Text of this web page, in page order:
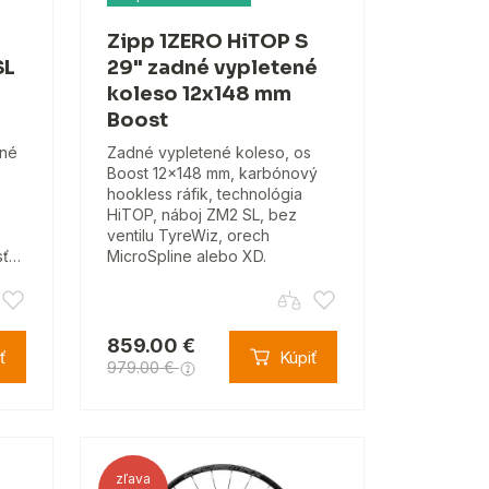
Zipp 1ZERO HiTOP S
29" zadné vypletené
koleso 12x148 mm
Boost
Zadné vypletené koleso, os
Boost 12x148 mm, karbónový
hookless ráfik, technológia
HiTOP, náboj ZM2 SL, bez
ventilu TyreWiz, orech
MicroSpline alebo XD.
859.00 €
979.00 € Kúpiť
zľava